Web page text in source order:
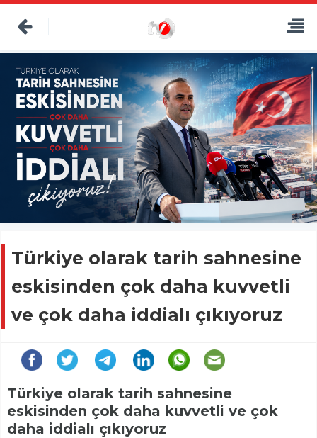
Türkiye olarak tarih sahnesine
eskisinden çok daha kuvvetli
ve çok daha iddialı çıkıyoruz
Türkiye olarak tarih sahnesine
eskisinden çok daha kuvvetli ve çok
daha iddialı çıkıyoruz